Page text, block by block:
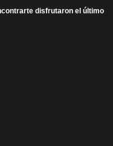
disfrutaron el último